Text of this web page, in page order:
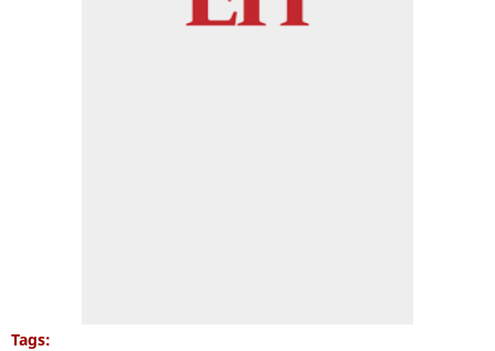
Tags: